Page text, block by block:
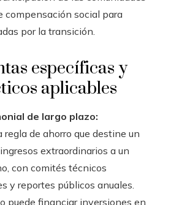
compensación social para
por la transición.
específicas y
aplicables
de largo plazo:
regla de ahorro que destine un
extraordinarios a un
con comités técnicos
y reportes públicos anuales.
puede financiar inversiones en